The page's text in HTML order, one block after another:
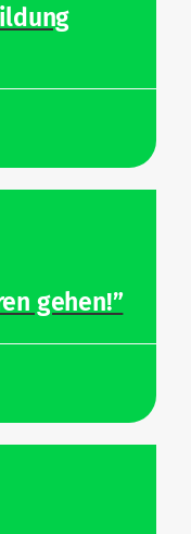
gehen!”